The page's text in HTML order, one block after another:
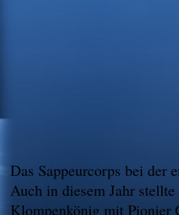
Das Sappeurcorps bei der
Auch in diesem Jahr
Klompenkönig mit Pionier